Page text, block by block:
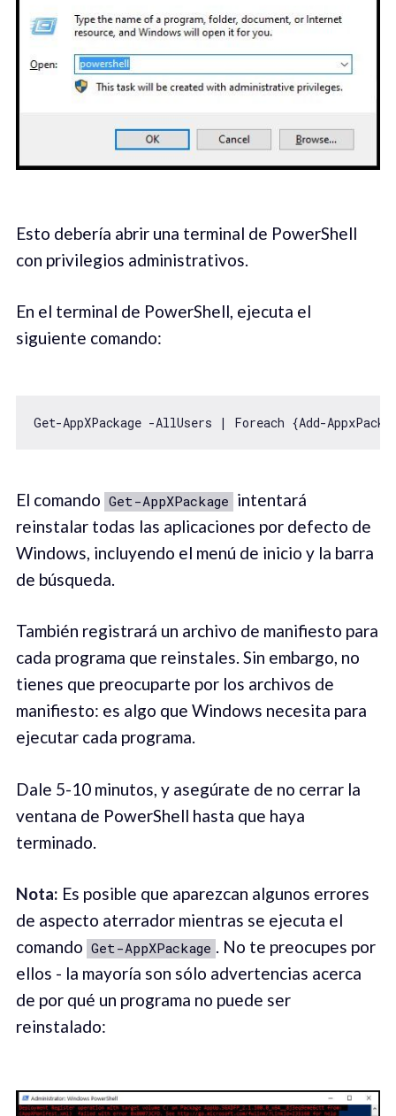
Esto debería abrir una terminal de PowerShell
con privilegios administrativos.
En el terminal de PowerShell, ejecuta el
siguiente comando:
El comando Get-AppXPackage intentará
reinstalar todas las aplicaciones por defecto de
Windows, incluyendo el menú de inicio y la barra
de búsqueda.
También registrará un archivo de manifiesto para
cada programa que reinstales. Sin embargo, no
tienes que preocuparte por los archivos de
manifiesto: es algo que Windows necesita para
ejecutar cada programa.
Dale 5-10 minutos, y asegúrate de no cerrar la
ventana de PowerShell hasta que haya
terminado.
Nota: Es posible que aparezcan algunos errores
de aspecto aterrador mientras se ejecuta el
comando Get-AppXPackage . No te preocupes por
ellos - la mayoría son sólo advertencias acerca
de por qué un programa no puede ser
reinstalado: